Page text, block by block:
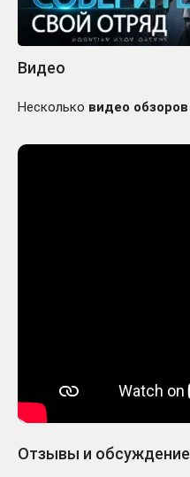
Видео
Несколько видео обзоров
Отзывы и обсуждение